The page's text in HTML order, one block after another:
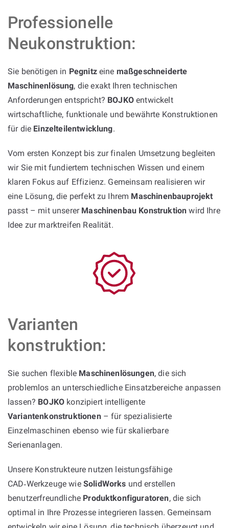
Professionelle
Neukonstruktion:
Sie benötigen in Pegnitzeine maßgeschneiderte
Maschinenlösung, die exakt Ihren technischen
Anforderungen entspricht? BOJKOentwickelt
wirtschaftliche, funktionale und bewährte Konstruktionen
für die Einzelteilentwicklung.
Vom ersten Konzept bis zur finalen Umsetzung begleiten
wir Sie mit fundiertem technischen Wissen und einem
klaren Fokus auf Effizienz. Gemeinsam realisieren wir
eine Lösung, die perfekt zu Ihrem Maschinenbauprojekt
passt – mit unserer Maschinenbau Konstruktion wird Ihre
Idee zur marktreifen Realität.
Varianten
konstruktion:
Sie suchen flexible Maschinenlösungen, die sich
problemlos an unterschiedliche Einsatzbereiche anpassen
lassen? BOJKO konzipiert intelligente
Variantenkonstruktionen– für spezialisierte
Einzelmaschinen ebenso wie für skalierbare
Serienanlagen.
Unsere Konstrukteure nutzen leistungsfähige
CAD‑Werkzeuge wie SolidWorks und erstellen
benutzerfreundliche Produktkonfiguratoren, die sich
optimal in Ihre Prozesse integrieren lassen. Gemeinsam